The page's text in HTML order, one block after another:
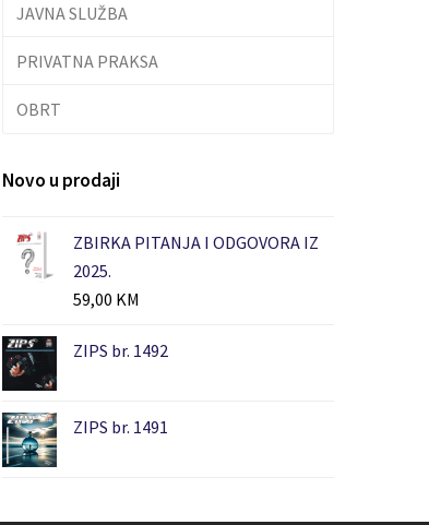
JAVNA SLUŽBA
PRIVATNA PRAKSA
OBRT
Novo u prodaji
ZBIRKA PITANJA I ODGOVORA IZ
2025.
59,00 KM
ZIPS br. 1492
ZIPS br. 1491